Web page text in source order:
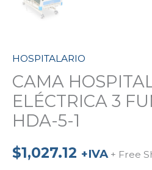
HOSPITALARIO
CAMA
ELÉCTRICA 3
HDA-5-1
$1,027.12 +IVA + Free